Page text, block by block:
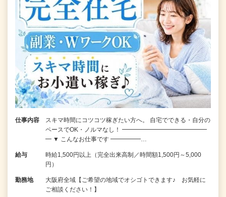
仕事内容
スキマ時間にコツコツ稼ぎたい方へ。 自宅でできる・自分の
ペースでOK・ノルマなし！ ━━━━━━━━━━━━━━
━ ▼ こんなお仕事です ━━━━━…
給与
時給1,500円以上（完全出来高制／時間額1,500円～5,000
円）
勤務地
大阪府全域【ご希望の地域でオシゴトできます♪ お気軽に
ご相談ください！】